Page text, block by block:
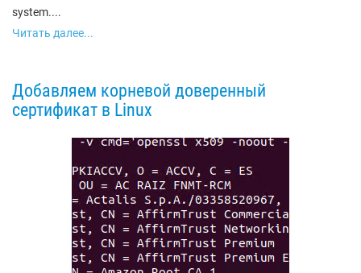
system....
Читать далее...
Добавляем корневой доверенный
сертификат в Linux